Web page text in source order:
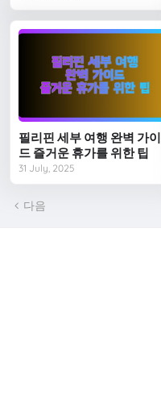
필리핀 세부 여행 완벽 가이
드 즐거운 휴가를 위한 팁
31 July, 2025
다음